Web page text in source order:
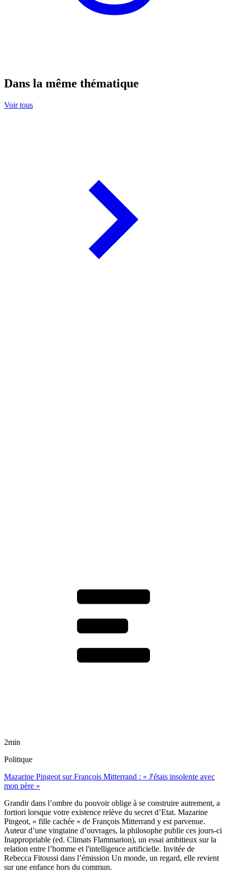
Dans la même thématique
Voir tous
2min
Politique
Mazarine Pingeot sur François Mitterrand : « J'étais insolente avec
mon père »
Grandir dans l’ombre du pouvoir oblige à se construire autrement, a
fortiori lorsque votre existence relève du secret d’Etat. Mazarine
Pingeot, « fille cachée » de François Mitterrand y est parvenue.
Auteur d’une vingtaine d’ouvrages, la philosophe publie ces jours-ci
Inappropriable (ed. Climats Flammarion), un essai ambitieux sur la
relation entre l’homme et l'intelligence artificielle. Invitée de
Rebecca Fitoussi dans l’émission Un monde, un regard, elle revient
sur une enfance hors du commun.